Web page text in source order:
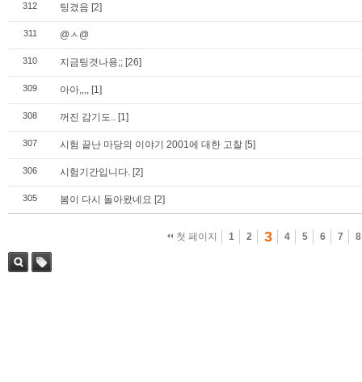
312 팅겼음 [2]
311 @ㅅ@
310 지금팅겻나용;; [26]
309 아아,,,, [1]
308 꺼진 감기도.. [1]
307 시험 끝난 마당의 이야기 2001에 대한 고찰 [5]
306 시험기간입니다. [2]
305 봄이 다시 돌아왔네요 [2]
첫 페이지 1 2 3 4 5 6 7 8